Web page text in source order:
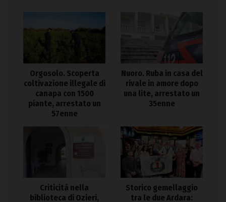
Orgosolo. Scoperta
coltivazione illegale di
canapa con 1500
piante, arrestato un
57enne
Nuoro. Ruba in casa del
rivale in amore dopo
una lite, arrestato un
35enne
Criticità nella
biblioteca di Ozieri,
Storico gemellaggio
tra le due Ardara: